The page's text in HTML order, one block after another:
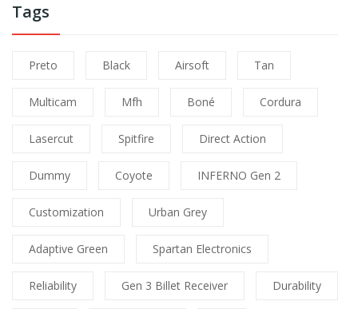
Tags
Preto Black Airsoft Tan
Multicam Mfh Boné Cordura
Lasercut Spitfire Direct Action
Dummy Coyote INFERNO Gen 2
Customization Urban Grey
Adaptive Green Spartan Electronics
Reliability Gen 3 Billet Receiver Durability